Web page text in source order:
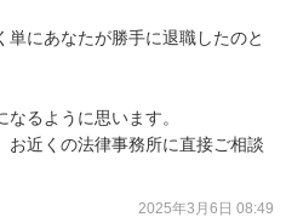
にあなたが勝手に退職したのと
るように思います。
お近くの法律事務所に直接ご相談
2025年3月6日 08:49